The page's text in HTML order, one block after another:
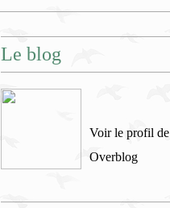
Le blog
Voir le profil de
Overblog